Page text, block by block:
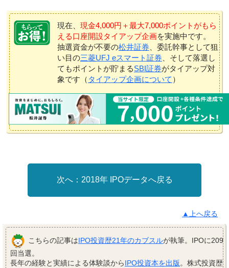
現在、 現金4,000円＋最大7,000ポイントがもら
える口座開設タイアップ企画を実施中です。
抽選資金が不要の松井証券 、委託幹事として狙
い目の三菱UFJ eスマート証券 、そして落選し
てもポイントが貯まるSBI証券がタイアップ対
象です（ タイアップ企画について ）
2018年 IPOデータへ戻る
▲上へ戻る
こちらの記事はIPO投資歴21年のカブスルが執筆。IPOに209
回当選。
長年の経験と実績による体験談からIPO投資本を出版。株式投資歴